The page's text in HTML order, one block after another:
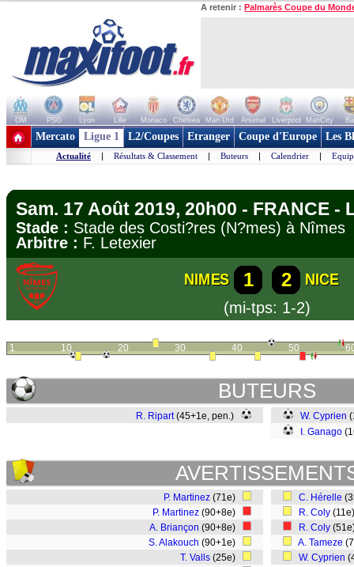
A retenir : Palmarès Coupe du
OM PSG Lyon Lille Monaco Chelsea Man Utd Arsenal Liverpool ManCity
+ de clubs
Mercato Ligue 1 L2/Coupes Etranger Coupe d'Europe Les
Actualité | Résultats & Classement | Buteurs | Calendrier |
Sam. 17 Août 2019, 20h00 - FRANCE -
Stade : Stade des Costi?res (N?mes) à
Arbitre : F. Letexier
NIMES 1 2
NICE
(mi-tps: 1-2)
1 10 20 30 40 50
BUTEURS
R. Ripart(45+1e, pen.) W. Cyprien
I. Ganago
P. Martinez (71e)
P. Martinez (90+8e)
A. Briançon (90+8e)
S. Alakouch (90+1e)
T. Valls (25e)
C. Hérelle
R. Coly
R. Coly
A. Tameze
W. Cyprien